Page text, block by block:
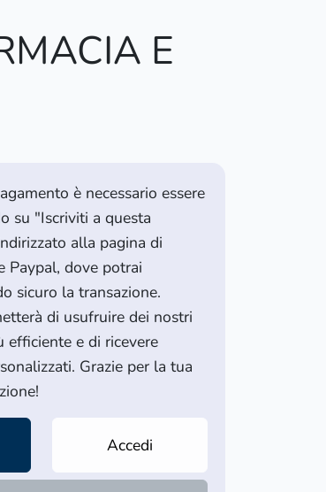
E
è necessario essere
su "Iscriviti a questa
alla pagina di
Paypal, dove potrai
sicuro la transazione.
di usufruire dei nostri
efficiente e di ricevere
Grazie per la tua
Accedi